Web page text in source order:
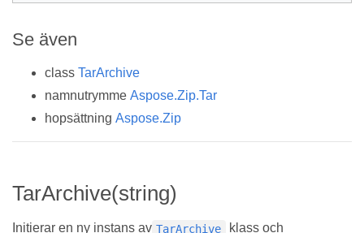
Se även
class TarArchive
namnutrymme Aspose.Zip.Tar
hopsättning Aspose.Zip
TarArchive(string)
Initierar en ny instans av TarArchive klass och